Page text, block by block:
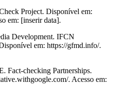
Project. Disponível em:
em: [inserir data].
Development. IFCN
em: https://gfmd.info/.
checking Partnerships.
. Acesso em: